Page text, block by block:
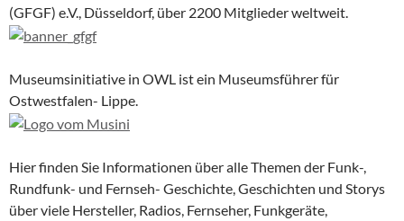
(GFGF) e.V., Düsseldorf, über 2200 Mitglieder weltweit.
Museumsinitiative in OWL ist ein Museumsführer für
Ostwestfalen- Lippe.
Hier finden Sie Informationen über alle Themen der Funk-,
Rundfunk- und Fernseh- Geschichte, Geschichten und Storys
über viele Hersteller, Radios, Fernseher, Funkgeräte,